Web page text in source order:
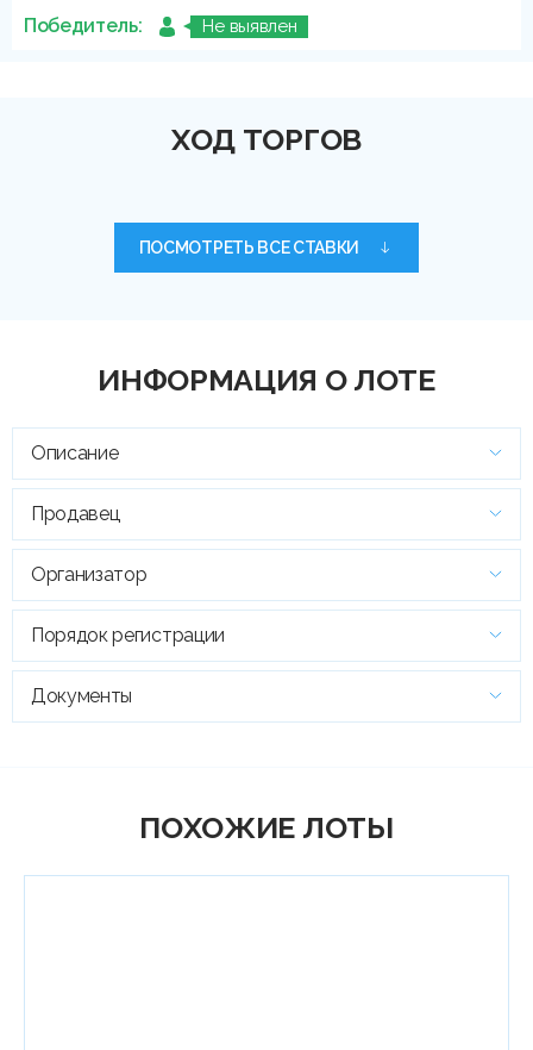
Победитель: Не выявлен
ХОД ТОРГОВ
ПОСМОТРЕТЬ ВСЕ СТАВКИ
ИНФОРМАЦИЯ О ЛОТЕ
Описание
Продавец
Организатор
Порядок регистрации
Документы
ПОХОЖИЕ ЛОТЫ